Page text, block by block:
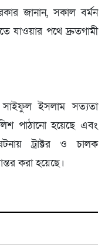
জানান, সকাল বর্মন
যাওয়ার পথে দ্রুতগামী
সাইফুল ইসলাম সত্যতা
পাঠানো হয়েছে এবং
ট্রাক্টর ও চালক
করা হয়েছে।